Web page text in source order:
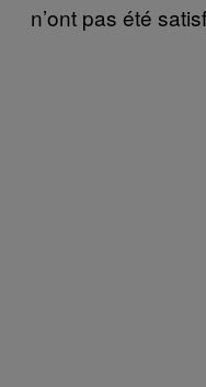
n’ont pas été